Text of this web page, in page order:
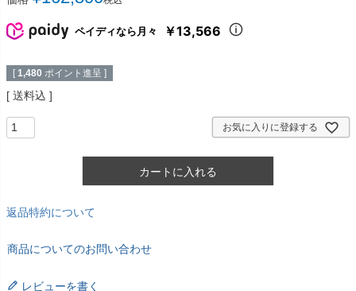
ペイディなら月々 ￥13,566
[ 1,480 ポイント進呈 ]
送料込
お気に入りに登録する
カートに入れる
返品特約について
商品についてのお問い合わせ
レビューを書く